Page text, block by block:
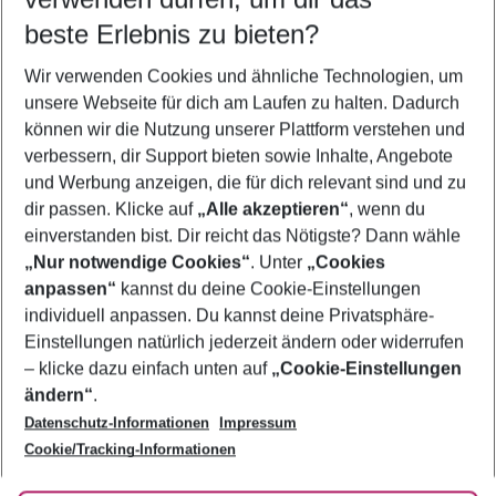
5-8 Nächte
2 Erwachsene Keine Kinder
Mehr Filter anzeigen
Footer
Footer navigation
Über uns
AGB
Bestpreisgarantie
Cookie-Einstellungen ändern
Cookie-Richtlinie
Agenturbetreuung
Barrierefreies Reisen
Folge uns
beste Erlebnis zu bieten?
Wir verwenden Cookies und ähnliche Technologien, um
unsere Webseite für dich am Laufen zu halten. Dadurch
können wir die Nutzung unserer Plattform verstehen und
verbessern, dir Support bieten sowie Inhalte, Angebote
und Werbung anzeigen, die für dich relevant sind und zu
dir passen. Klicke auf „Alle akzeptieren“, wenn du
einverstanden bist. Dir reicht das Nötigste? Dann wähle
„Nur notwendige Cookies“. Unter „Cookies
anpassen“ kannst du deine Cookie-Einstellungen
individuell anpassen. Du kannst deine Privatsphäre-
Einstellungen natürlich jederzeit ändern oder widerrufen
– klicke dazu einfach unten auf „Cookie-Einstellungen
ändern“.
Datenschutz-Informationen
Impressum
Cookie/Tracking-Informationen